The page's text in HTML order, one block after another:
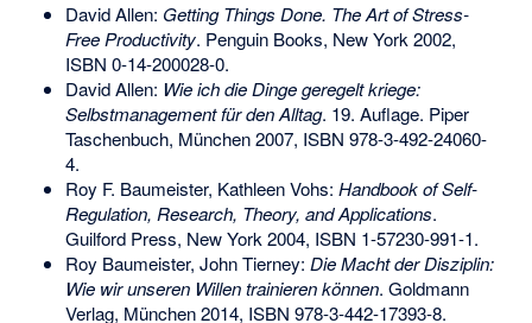
David Allen: Getting Things Done. The Art of Stress-
Free Productivity. Penguin Books, New York 2002,
ISBN 0-14-200028-0.
David Allen: Wie ich die Dinge geregelt kriege:
Selbstmanagement für den Alltag. 19. Auflage. Piper
Taschenbuch, München 2007, ISBN 978-3-492-24060-
4.
Roy F. Baumeister, Kathleen Vohs: Handbook of Self-
Regulation, Research, Theory, and Applications.
Guilford Press, New York 2004, ISBN 1-57230-991-1.
Roy Baumeister, John Tierney: Die Macht der Disziplin:
Wie wir unseren Willen trainieren können. Goldmann
Verlag, München 2014, ISBN 978-3-442-17393-8.